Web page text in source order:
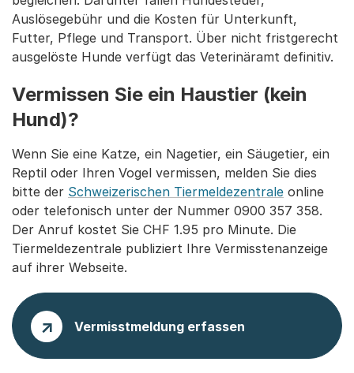
Auslösegebühr und die Kosten für Unterkunft,
Futter, Pflege und Transport. Über nicht fristgerecht
ausgelöste Hunde verfügt das Veterinäramt definitiv.
Vermissen Sie ein Haustier (kein
Hund)?
Wenn Sie eine Katze, ein Nagetier, ein Säugetier, ein
Reptil oder Ihren Vogel vermissen, melden Sie dies
bitte der Schweizerischen Tiermeldezentrale online
oder telefonisch unter der Nummer 0900 357 358.
Der Anruf kostet Sie CHF 1.95 pro Minute. Die
Tiermeldezentrale publiziert Ihre Vermisstenanzeige
auf ihrer Webseite.
Vermisstmeldung erfassen